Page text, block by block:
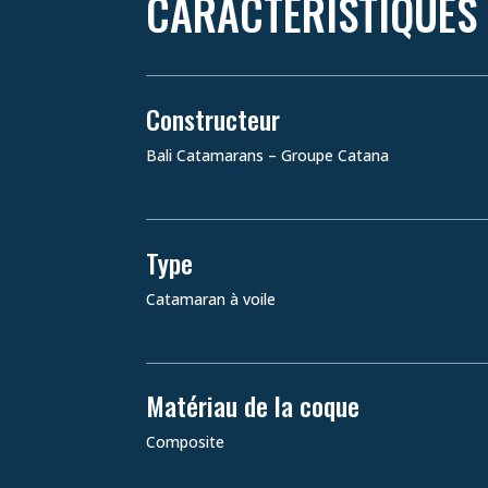
Constructeur
Bali Catamarans – Groupe Catana
Type
Catamaran à voile
Matériau de la coque
Composite